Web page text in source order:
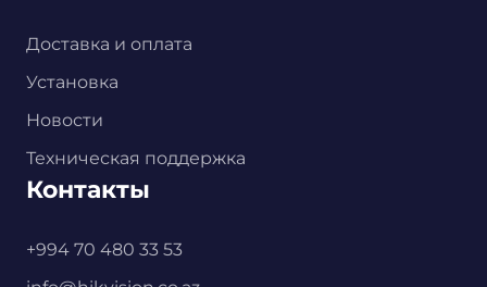
Доставка и оплата
Установка
Новости
Техническая поддержка
Контакты
+994 70 480 33 53